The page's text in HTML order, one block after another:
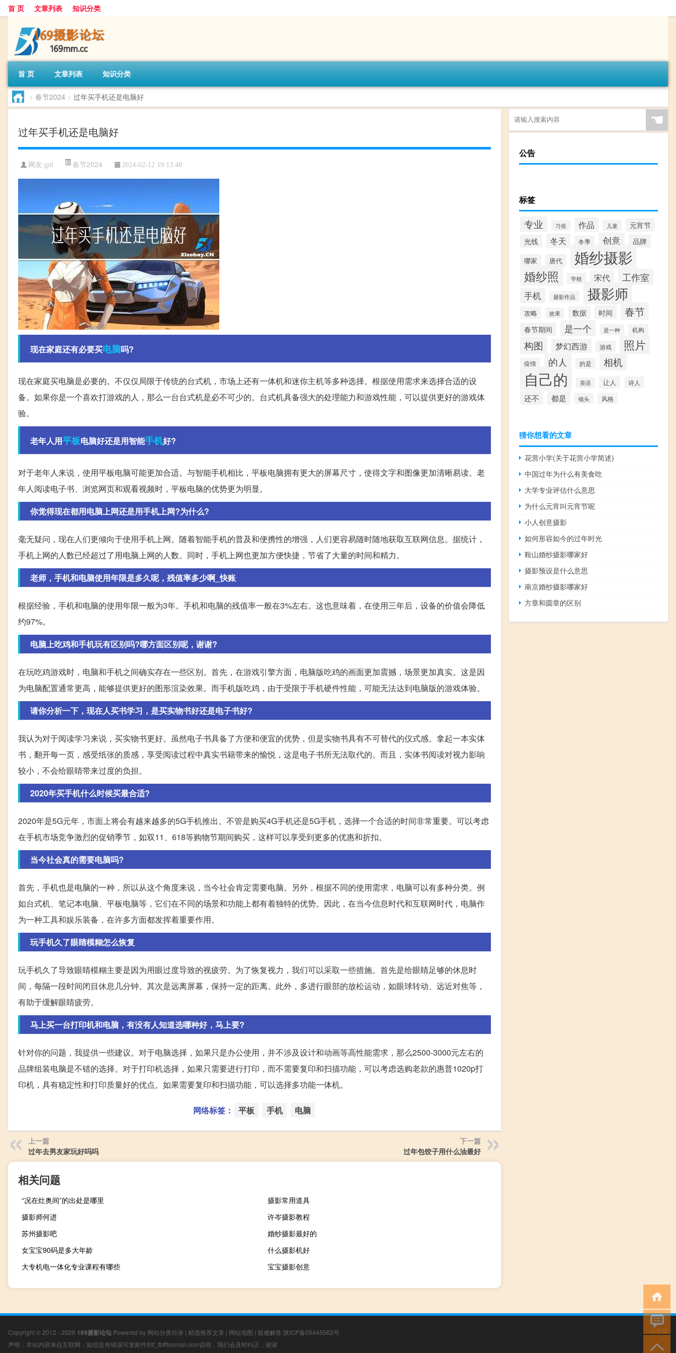
首 页 文章列表 知识分类
首 页 文章列表 知识分类
> 春节2024 > 过年买手机还是电脑好
过年买手机还是电脑好
网友:gnl 春节2024 2024-02-12 19:13:48
现在家庭还有必要买电脑吗?
现在家庭买电脑是必要的。不仅仅局限于传统的台式机，市场上还有一体机和迷你主机等多种选择。根据使用需求来选择合适的设
备。如果你是一个喜欢打游戏的人，那么一台台式机是必不可少的。台式机具备强大的处理能力和游戏性能，可以提供更好的游戏体
验。
老年人用平板电脑好还是用智能手机好?
对于老年人来说，使用平板电脑可能更加合适。与智能手机相比，平板电脑拥有更大的屏幕尺寸，使得文字和图像更加清晰易读。老
年人阅读电子书、浏览网页和观看视频时，平板电脑的优势更为明显。
你觉得现在都用电脑上网还是用手机上网?为什么?
毫无疑问，现在人们更倾向于使用手机上网。随着智能手机的普及和便携性的增强，人们更容易随时随地获取互联网信息。据统计，
手机上网的人数已经超过了用电脑上网的人数。同时，手机上网也更加方便快捷，节省了大量的时间和精力。
老师，手机和电脑使用年限是多久呢，残值率多少啊_快账
根据经验，手机和电脑的使用年限一般为3年。手机和电脑的残值率一般在3%左右。这也意味着，在使用三年后，设备的价值会降低
约97%。
电脑上吃鸡和手机玩有区别吗?哪方面区别呢，谢谢?
在玩吃鸡游戏时，电脑和手机之间确实存在一些区别。首先，在游戏引擎方面，电脑版吃鸡的画面更加震撼，场景更加真实。这是因
为电脑配置通常更高，能够提供更好的图形渲染效果。而手机版吃鸡，由于受限于手机硬件性能，可能无法达到电脑版的游戏体验。
请你分析一下，现在人买书学习，是买实物书好还是电子书好?
我认为对于阅读学习来说，买实物书更好。虽然电子书具备了方便和便宜的优势，但是实物书具有不可替代的仪式感。拿起一本实体
书，翻开每一页，感受纸张的质感，享受阅读过程中真实书籍带来的愉悦，这是电子书所无法取代的。而且，实体书阅读对视力影响
较小，不会给眼睛带来过度的负担。
2020年买手机什么时候买最合适?
2020年是5G元年，市面上将会有越来越多的5G手机推出。不管是购买4G手机还是5G手机，选择一个合适的时间非常重要。可以考虑
在手机市场竞争激烈的促销季节，如双11、618等购物节期间购买，这样可以享受到更多的优惠和折扣。
当今社会真的需要电脑吗?
首先，手机也是电脑的一种，所以从这个角度来说，当今社会肯定需要电脑。另外，根据不同的使用需求，电脑可以有多种分类。例
如台式机、笔记本电脑、平板电脑等，它们在不同的场景和功能上都有着独特的优势。因此，在当今信息时代和互联网时代，电脑作
为一种工具和娱乐装备，在许多方面都发挥着重要作用。
玩手机久了眼睛模糊怎么恢复
玩手机久了导致眼睛模糊主要是因为用眼过度导致的视疲劳。为了恢复视力，我们可以采取一些措施。首先是给眼睛足够的休息时
间，每隔一段时间闭目休息几分钟。其次是远离屏幕，保持一定的距离。此外，多进行眼部的放松运动，如眼球转动、远近对焦等，
有助于缓解眼睛疲劳。
马上买一台打印机和电脑，有没有人知道选哪种好，马上要?
针对你的问题，我提供一些建议。对于电脑选择，如果只是办公使用，并不涉及设计和动画等高性能需求，那么2500-3000元左右的
品牌组装电脑是不错的选择。对于打印机选择，如果只需要进行打印，而不需要复印和扫描功能，可以考虑选购老款的惠普1020p打
印机，具有稳定性和打印质量好的优点。如果需要复印和扫描功能，可以选择多功能一体机。
网络标签： 平板 手机 电脑
上一篇
过年去男友家玩好吗吗
下一篇
过年包饺子用什么油最好
相关问题
“况在灶奥间”的出处是哪里
摄影常用道具
摄影师何进
许岑摄影教程
苏州摄影吧
婚纱摄影最好的
女宝宝90码是多大年龄
什么摄影机好
大专机电一体化专业课程有哪些
宝宝摄影创意
☚
公告
标签
专业 习俗 作品 儿童
元宵节
光线
冬天 冬季 创意 品牌
哪家 唐代 婚纱摄影
婚纱照 学校 宋代 工作室
手机 摄影作品 摄影师
攻略 效果 数据 时间 春节
春节期间 是一个 是一种 机构
构图 梦幻西游 游戏 照片
疫情 的人 的是 相机
自己的 英语 让人 诗人
还不 都是 镜头 风格
猜你想看的文章
花营小学(关于花营小学简述)
中国过年为什么有美食吃
大学专业评估什么意思
为什么元宵叫元宵节呢
小人创意摄影
如何形容如今的过年时光
鞍山婚纱摄影哪家好
摄影预设是什么意思
南京婚纱摄影哪家好
方章和圆章的区别
Copyright © 2012 - 2026 169摄影论坛 Powered by 网站分类目录 | 精选推荐文章 | 网站地图 | 疑难解答 陕ICP备05445562号
声明：本站内容来自互联网，如信息有错误可发邮件到f_fb#foxmail.com说明，我们会及时纠正，谢谢
小男孩